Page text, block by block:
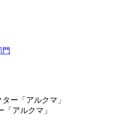
門
アルクマ」